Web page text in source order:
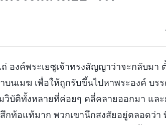
องค์พระเยซูเจ้าทรงสัญญาว่าจะกลับมา
นเมฆ เพื่อให้ถูกรับขึ้นไปหาพระองค์ บรร
วิบัติทั้งหลายที่ค่อยๆ คลี่คลายออกมา และ
ท้อแท้มาก พวกเขานึกสงสัยอยู่ตลอดว่า